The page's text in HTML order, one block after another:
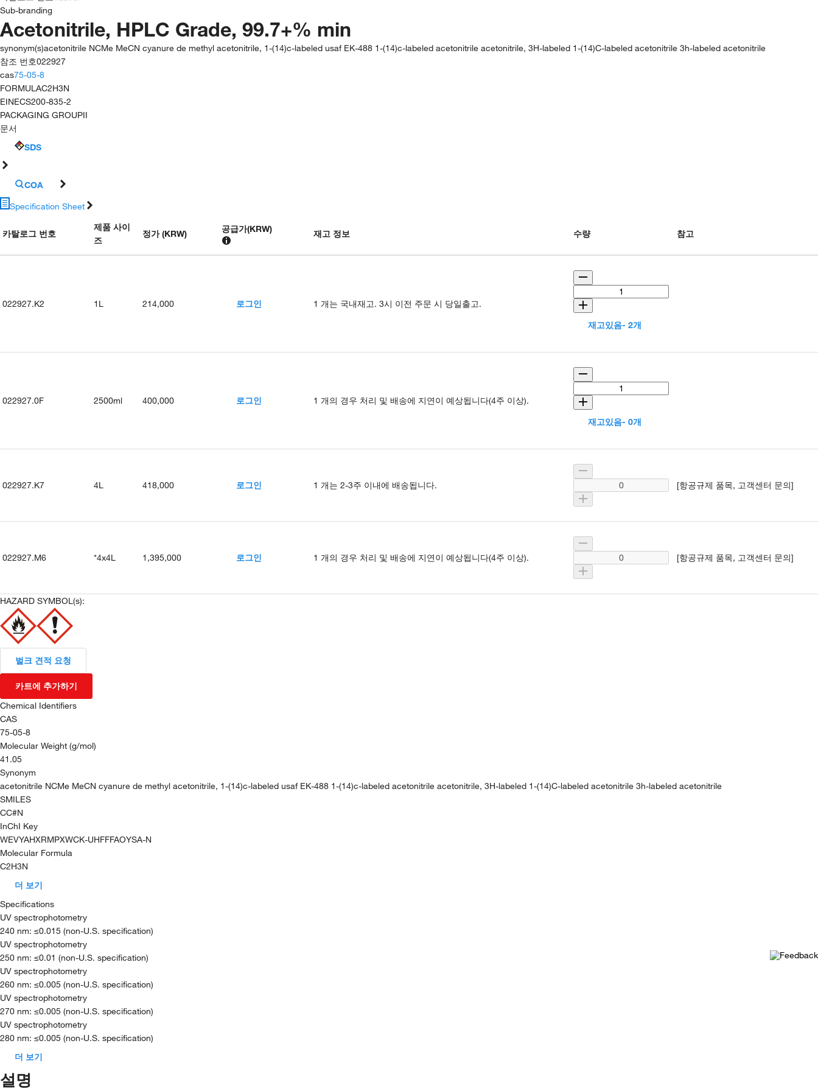
Sub-branding
Acetonitrile, HPLC Grade, 99.7+% min
synonym(s)acetonitrile NCMe MeCN cyanure de methyl acetonitrile, 1-(14)c-labeled usaf EK-488 1-(14)c-labeled acetonitrile acetonitrile, 3H-labeled 1-(14)C-labeled acetonitrile 3h-labeled acetonitrile
참조 번호022927
cas75-05-8
FORMULAC2H3N
EINECS200-835-2
PACKAGING GROUPII
문서
SDS
COA
Specification Sheet
카탈로그 번호
제품 사이
즈
정가 (KRW) 공급가(KRW) 재고 정보 수량 참고
022927.K2 1L 214,000 로그인 1 개는 국내재고. 3시 이전 주문 시 당일출고.
재고있음- 2개
022927.0F 2500ml 400,000 로그인 1 개의 경우 처리 및 배송에 지연이 예상됩니다(4주 이상).
재고있음- 0개
022927.K7 4L 418,000 로그인 1 개는 2-3주 이내에 배송됩니다. [항공규제 품목, 고객센터 문의]
022927.M6 *4x4L 1,395,000 로그인 1 개의 경우 처리 및 배송에 지연이 예상됩니다(4주 이상). [항공규제 품목, 고객센터 문의]
HAZARD SYMBOL(s):
벌크 견적 요청
카트에 추가하기
Chemical Identifiers
CAS
75-05-8
Molecular Weight (g/mol)
41.05
Synonym
acetonitrile NCMe MeCN cyanure de methyl acetonitrile, 1-(14)c-labeled usaf EK-488 1-(14)c-labeled acetonitrile acetonitrile, 3H-labeled 1-(14)C-labeled acetonitrile 3h-labeled acetonitrile
SMILES
CC#N
InChI Key
WEVYAHXRMPXWCK-UHFFFAOYSA-N
Molecular Formula
C2H3N
더 보기
Specifications
UV spectrophotometry
240 nm: ≤0.015 (non-U.S. specification)
UV spectrophotometry
250 nm: ≤0.01 (non-U.S. specification)
UV spectrophotometry
260 nm: ≤0.005 (non-U.S. specification)
UV spectrophotometry
270 nm: ≤0.005 (non-U.S. specification)
UV spectrophotometry
280 nm: ≤0.005 (non-U.S. specification)
더 보기
설명